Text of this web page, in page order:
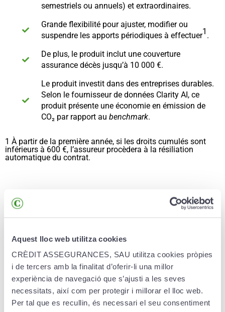
Aquest lloc web utilitza cookies
CRÈDIT ASSEGURANCES, SAU utilitza cookies pròpies
i de tercers amb la finalitat d’oferir-li una millor
experiència de navegació que s’ajusti a les seves
necessitats, així com per protegir i millorar el lloc web.
Per tal que es recullin, és necessari el seu consentiment
semestriels ou annuels) et extraordinaires.
Grande flexibilité pour ajuster, modifier ou
suspendre les apports périodiques à effectuer1 .
De plus, le produit inclut une couverture
assurance décès jusqu’à 10 000 €.
Le produit investit dans des entreprises durables.
Selon le fournisseur de données Clarity AI, ce
produit présente une économie en émission de
CO₂ par rapport au benchmark.
1 À partir de la première année, si les droits cumulés sont
inférieurs à 600 €, l’assureur procèdera à la résiliation
automatique du contrat.
Avantages
Transparence et efficience:le produit investit
dans des fonds d’investissement qui suivent des
indices boursiers reconnus, profitant de
l’efficience du marché.
Double protection:avec un capital décès